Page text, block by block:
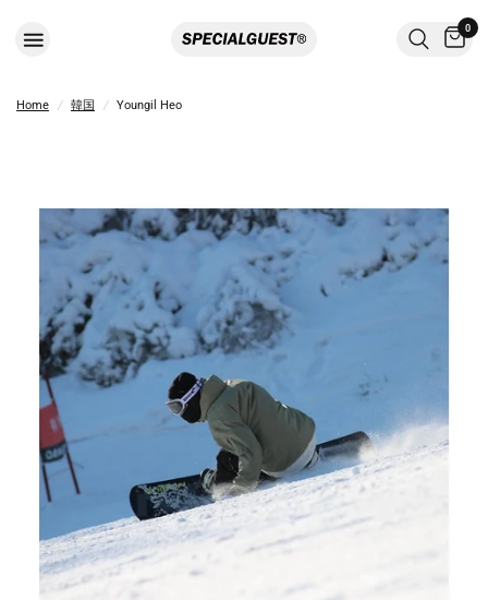
0
Home / 韓国 / Youngil Heo